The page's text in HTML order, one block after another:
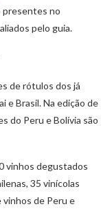
presentes no
pelo guia.
de rótulos dos já
e Brasil. Na edição de
do Peru e Bolívia são
vinhos degustados
35 vinícolas
vinhos de Peru e